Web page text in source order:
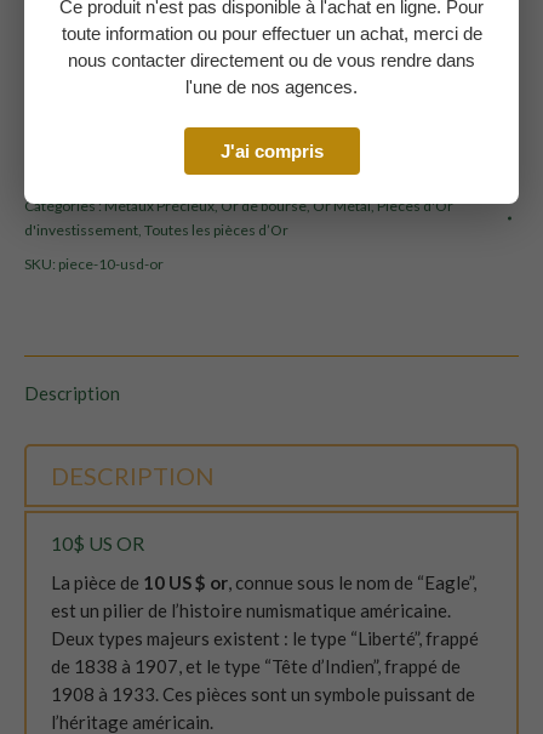
PRIX UNITAIRE 1 486,20
COURS
1 749,29 €
193,12 €
Catégories :Métaux Précieux,Or de bourse,Or Métal,Pièces d'Or
d'investissement Toutes les pièces d’Or
SKU: piece-10-usd-or
Description
DESCRIPTION
10$ US OR
La pièce de 10 US $ or , connue sous le nom de “Eagle”,
est un pilier de l’histoire numismatique américaine.
Deux types majeurs existent : le type “Liberté”, frappé
de 1838 à 1907, et le type “Tête d’Indien”, frappé de
1908 à 1933. Ces pièces sont un symbole puissant de
l’héritage américain.